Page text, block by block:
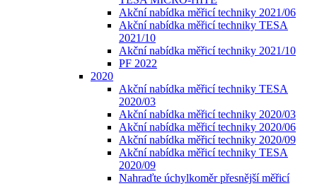
Akční nabídka měřicí techniky 2021/06
Akční nabídka měřicí techniky TESA
2021/10
Akční nabídka měřicí techniky 2021/10
PF 2022
2020
Akční nabídka měřicí techniky TESA
2020/03
Akční nabídka měřicí techniky 2020/03
Akční nabídka měřicí techniky 2020/06
Akční nabídka měřicí techniky 2020/09
Akční nabídka měřicí techniky TESA
2020/09
Nahraďte úchylkoměr přesnější měřicí